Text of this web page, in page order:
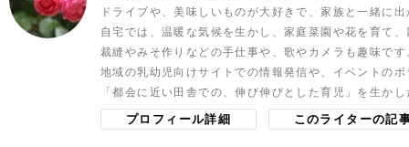
ドライブや、美味しいものが大好きで、家族と一緒に
自宅では、温暖な気候を生かし、家庭菜園や花を育て
裁縫やみそ作りなどの手仕事や、歌やカメラも趣味です
地域の乳幼児向けサイトでの情報発信や、イベントの
「都会に近い田舎での、伸び伸びとした育児」を生か
プロフィール詳細 このライターの記